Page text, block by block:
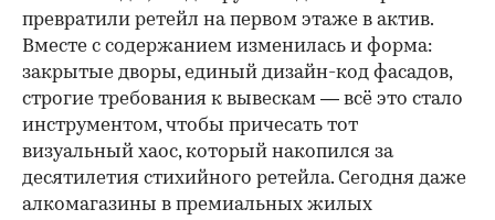
превратили ретейл на первом этаже в актив.
Вместе с содержанием изменилась и форма:
закрытые дворы, единый дизайн-код фасадов,
строгие требования к вывескам — всё это стало
инструментом, чтобы причесать тот
визуальный хаос, который накопился за
десятилетия стихийного ретейла. Сегодня даже
алкомагазины в премиальных жилых